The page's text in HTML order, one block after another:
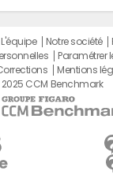
L'équipe Notre société
Paramétrer
Mentions
CCM Benchmark